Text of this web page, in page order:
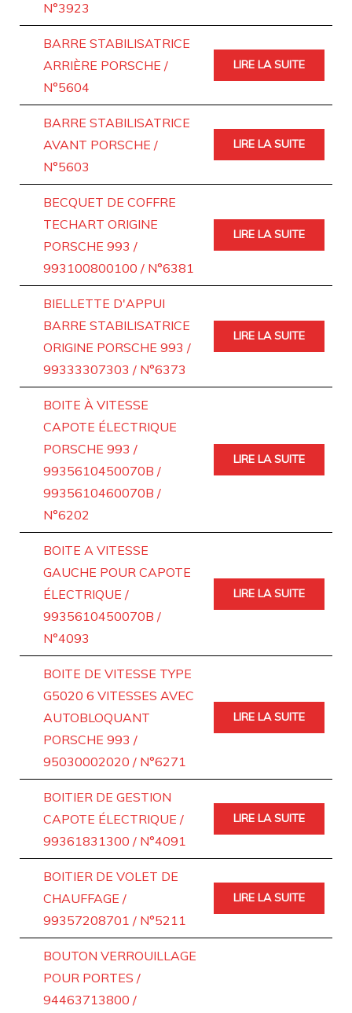
N°3923
BARRE STABILISATRICE
ARRIÈRE PORSCHE /
N°5604
LIRE LA SUITE
BARRE STABILISATRICE
AVANT PORSCHE /
N°5603
LIRE LA SUITE
BECQUET DE COFFRE
TECHART ORIGINE
PORSCHE 993 /
993100800100 / N°6381
LIRE LA SUITE
BIELLETTE D'APPUI
BARRE STABILISATRICE
ORIGINE PORSCHE 993 /
99333307303 / N°6373
LIRE LA SUITE
BOITE À VITESSE
CAPOTE ÉLECTRIQUE
PORSCHE 993 /
9935610450070B /
9935610460070B /
N°6202
LIRE LA SUITE
BOITE A VITESSE
GAUCHE POUR CAPOTE
ÉLECTRIQUE /
9935610450070B /
N°4093
LIRE LA SUITE
BOITE DE VITESSE TYPE
G5020 6 VITESSES AVEC
AUTOBLOQUANT
PORSCHE 993 /
95030002020 / N°6271
LIRE LA SUITE
BOITIER DE GESTION
CAPOTE ÉLECTRIQUE /
99361831300 / N°4091
LIRE LA SUITE
BOITIER DE VOLET DE
CHAUFFAGE /
99357208701 / N°5211
LIRE LA SUITE
BOUTON VERROUILLAGE
POUR PORTES /
94463713800 /